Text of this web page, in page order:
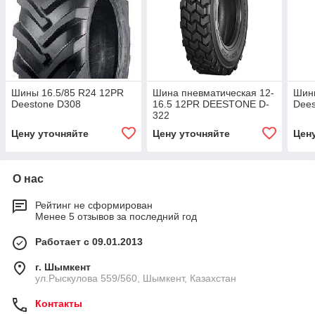
Шины 16.5/85 R24 12PR
Deestone D308
Цену уточняйте
Шина пневматическая 12-
16.5 12PR DEESTONE D-
322
Цену уточняйте
О нас
Рейтинг не сформирован
Менее 5 отзывов за последний год
Работает с 09.01.2013
г. Шымкент
ул.Рыскулова 559/560, Шымкент, Казахстан
Контакты